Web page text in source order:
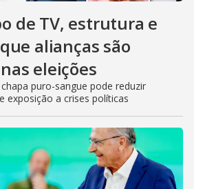
de TV, estrutura e
alianças são
eleições
puro-sangue pode reduzir
exposição a crises políticas